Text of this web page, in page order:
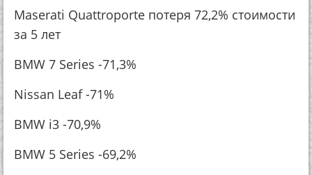
Maserati Quattroporte потеря 72,2% стоимости
за 5 лет
BMW 7 Series -71,3%
Nissan Leaf -71%
BMW i3 -70,9%
BMW 5 Series -69,2%